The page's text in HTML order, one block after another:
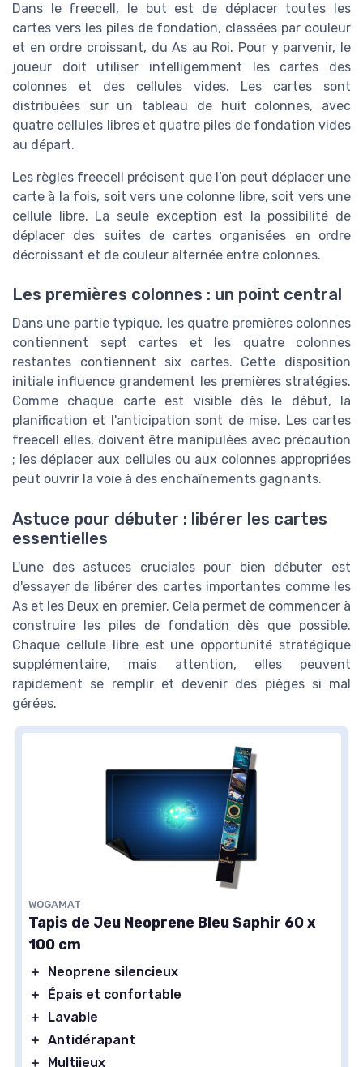
Dans le freecell, le but est de déplacer toutes les
cartes vers les piles de fondation, classées par couleur
et en ordre croissant, du As au Roi. Pour y parvenir, le
joueur doit utiliser intelligemment les cartes des
colonnes et des cellules vides. Les cartes sont
distribuées sur un tableau de huit colonnes, avec
quatre cellules libres et quatre piles de fondation vides
au départ.
Les règles freecell précisent que l’on peut déplacer une
carte à la fois, soit vers une colonne libre, soit vers une
cellule libre. La seule exception est la possibilité de
déplacer des suites de cartes organisées en ordre
décroissant et de couleur alternée entre colonnes.
Les premières colonnes : un point central
Dans une partie typique, les quatre premières colonnes
contiennent sept cartes et les quatre colonnes
restantes contiennent six cartes. Cette disposition
initiale influence grandement les premières stratégies.
Comme chaque carte est visible dès le début, la
planification et l'anticipation sont de mise. Les cartes
freecell elles, doivent être manipulées avec précaution
; les déplacer aux cellules ou aux colonnes appropriées
peut ouvrir la voie à des enchaînements gagnants.
Astuce pour débuter : libérer les cartes
essentielles
L'une des astuces cruciales pour bien débuter est
d'essayer de libérer des cartes importantes comme les
As et les Deux en premier. Cela permet de commencer à
construire les piles de fondation dès que possible.
Chaque cellule libre est une opportunité stratégique
supplémentaire, mais attention, elles peuvent
rapidement se remplir et devenir des pièges si mal
gérées.
WOGAMAT
Tapis de Jeu Neoprene Bleu Saphir 60 x
100 cm
＋
Neoprene silencieux
＋
Épais et confortable
＋
Lavable
＋ Antidérapant
＋
Multijeux